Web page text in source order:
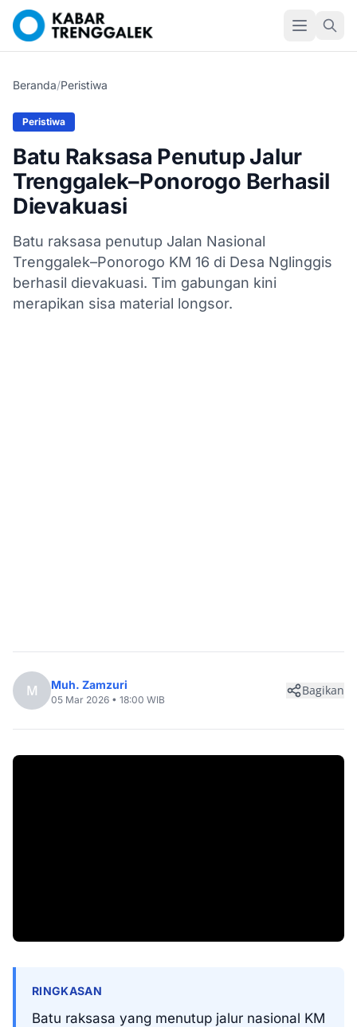
Beranda/Peristiwa
Peristiwa
Batu Raksasa Penutup Jalur
Trenggalek–Ponorogo Berhasil
Dievakuasi
Batu raksasa penutup Jalan Nasional
Trenggalek–Ponorogo KM 16 di Desa Nglinggis
berhasil dievakuasi. Tim gabungan kini
merapikan sisa material longsor.
M Muh. Zamzuri
05 Mar 2026 • 18:00 WIB
Bagikan
RINGKASAN
Batu raksasa yang menutup jalur nasional KM